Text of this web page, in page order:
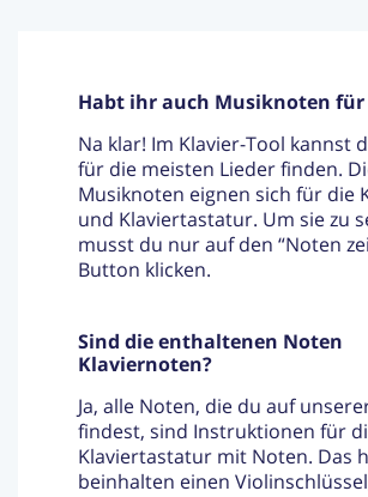
Habt ihr auch Musiknoten für
Na klar! Im Klavier-Tool kannst
für die meisten Lieder finden.
Musiknoten eignen sich für die
und Klaviertastatur. Um sie zu
musst du nur auf den “Noten
Button klicken.
Sind die enthaltenen Noten
Klaviernoten?
Ja, alle Noten, die du auf
findest, sind Instruktionen für
Klaviertastatur mit Noten. Das
beinhalten einen